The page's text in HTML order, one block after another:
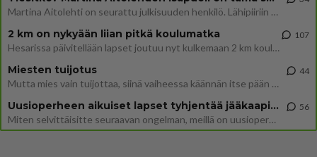
Martina Aitolehti on seurattu julkisuuden henkilö. Lähipiiriin mahtuu muitakin tunnettuja henkilöitä. Tiesitkö, että Ma
2 km on nykyään liian pitkä koulumatka
Hesarissa päivitellään lapset joutuu nyt kulkemaan 2 km kouluun jösses. Ruostefillarilla tuo matka menee vaikka miten äk
107
Miesten tuijotus
Mutta mies vain tuijottaa, siinä vaiheessa käännän itse pään pois. Mikä juttu? Yleensä jos joku tuijottaa tai katsoo, hä
44
Uusioperheen aikuiset lapset tyhjentää jääkaapin käydessään
Miten selvittäisitte seuraavan ongelman, meillä on uusioperhe, minulla teini-ikäiset lapset ja puolisolla aikuiset, jotk
56